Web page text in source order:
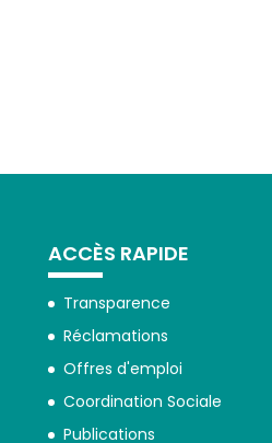
ACCÈS RAPIDE
Transparence
Réclamations
Offres d'emploi
Coordination Sociale
Publications